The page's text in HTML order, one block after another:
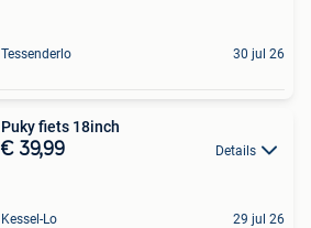
Tessenderlo 30 jul 26
Puky fiets 18inch
€ 39,99 Details
Kessel-Lo 29 jul 26